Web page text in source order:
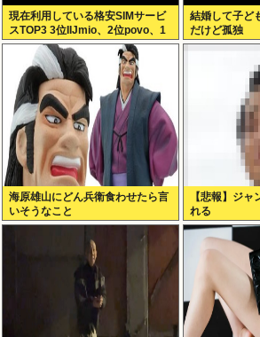
現在利用している格安SIMサービ
スTOP3 3位IIJmio、2位povo、1
位ahamo
結婚して子ど
だけど孤独
海原雄山にどん兵衛食わせたら言
いそうなこと
【悲報】ジ
れる